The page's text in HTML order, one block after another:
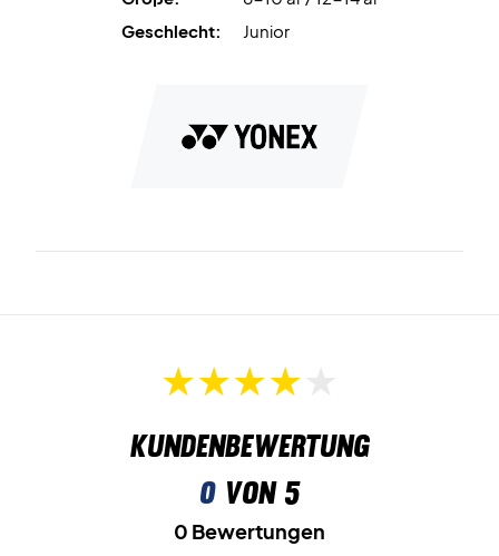
Geschlecht:
Junior
Kundenbewertung
0von 5
0 Bewertungen